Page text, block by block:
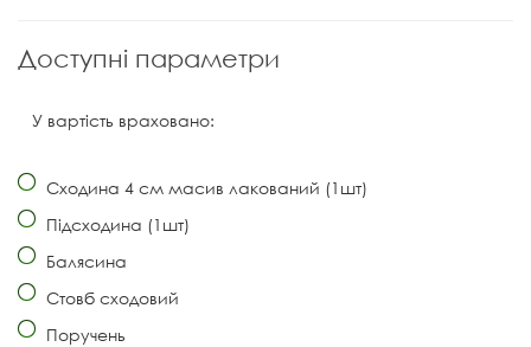
Доступні параметри
У вартість враховано:
Сходина 4 см масив лакований (1шт)
Підсходина (1шт)
Балясина
Стовб сходовий
Поручень